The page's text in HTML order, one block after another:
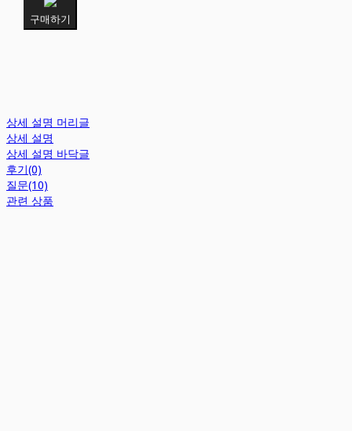
구매하기
상세 설명 머리글
상세 설명
상세 설명 바닥글
후기(0)
질문(10)
관련 상품